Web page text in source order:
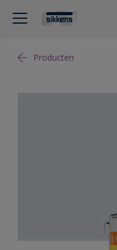
Producten